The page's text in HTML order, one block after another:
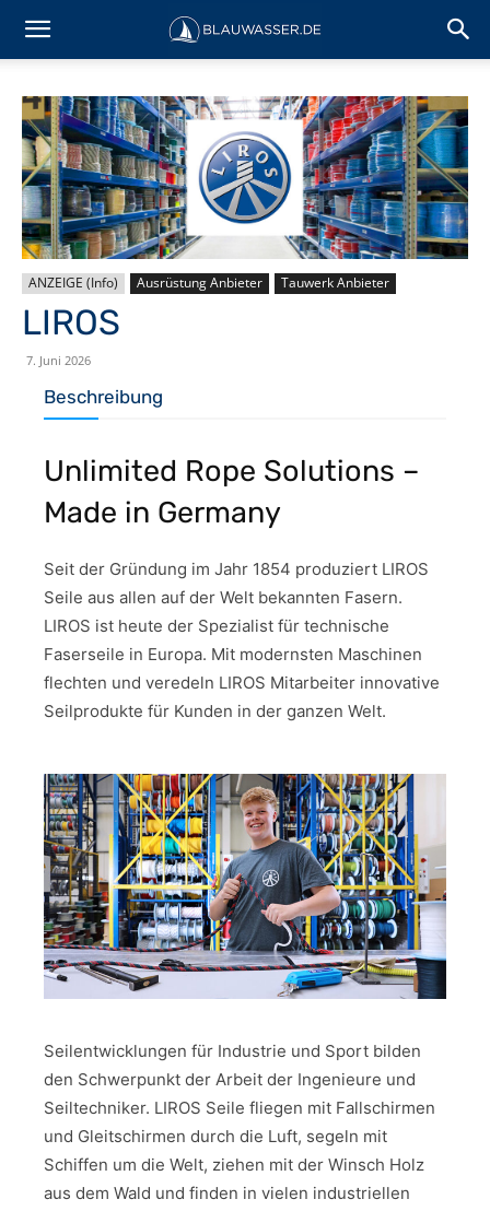
ANZEIGE (Info) Ausrüstung Anbieter Tauwerk Anbieter
LIROS
7. Juni 2026
Beschreibung
Unlimited Rope Solutions –
Made in Germany
Seit der Gründung im Jahr 1854 produziert LIROS
Seile aus allen auf der Welt bekannten Fasern.
LIROS ist heute der Spezialist für technische
Faserseile in Europa. Mit modernsten Maschinen
flechten und veredeln LIROS Mitarbeiter innovative
Seilprodukte für Kunden in der ganzen Welt.
Seilentwicklungen für Industrie und Sport bilden
den Schwerpunkt der Arbeit der Ingenieure und
Seiltechniker. LIROS Seile fliegen mit Fallschirmen
und Gleitschirmen durch die Luft, segeln mit
Schiffen um die Welt, ziehen mit der Winsch Holz
aus dem Wald und finden in vielen industriellen